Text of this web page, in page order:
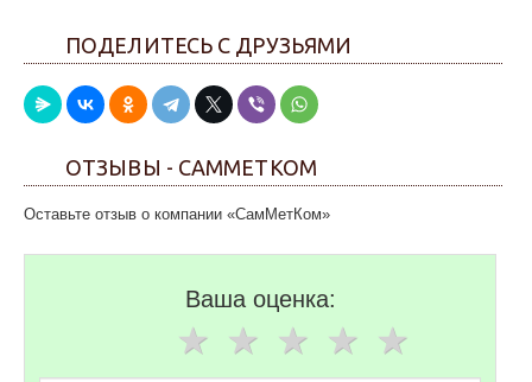
ПОДЕЛИТЕСЬ С ДРУЗЬЯМИ
ОТЗЫВЫ - САММЕТКОМ
Оставьте отзыв о компании «СамМетКом»
Ваша оценка: